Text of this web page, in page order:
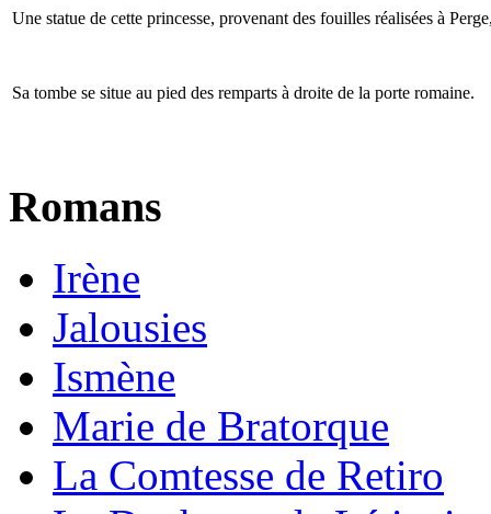
Une statue de cette princesse, provenant des fouilles réalisées à
Sa tombe se situe au pied des remparts à droite de la porte romaine.
Romans
Irène
Jalousies
Ismène
Marie de Bratorque
La Comtesse de Retiro